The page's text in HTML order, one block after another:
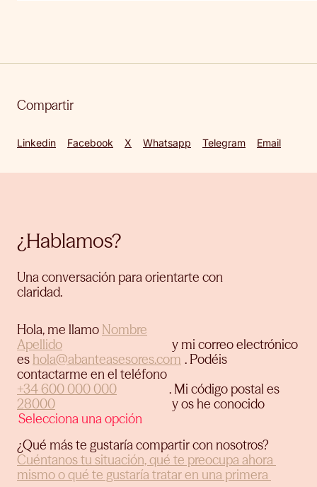
Compartir
Linkedin Facebook X Whatsapp Telegram Email
¿Hablamos?
Una conversación para orientarte con
claridad.
Hola, me llamo
y mi correo electrónico
es
. Podéis
contactarme en el teléfono
. Mi código postal es
y os he conocido
¿Qué más te gustaría compartir con nosotros?